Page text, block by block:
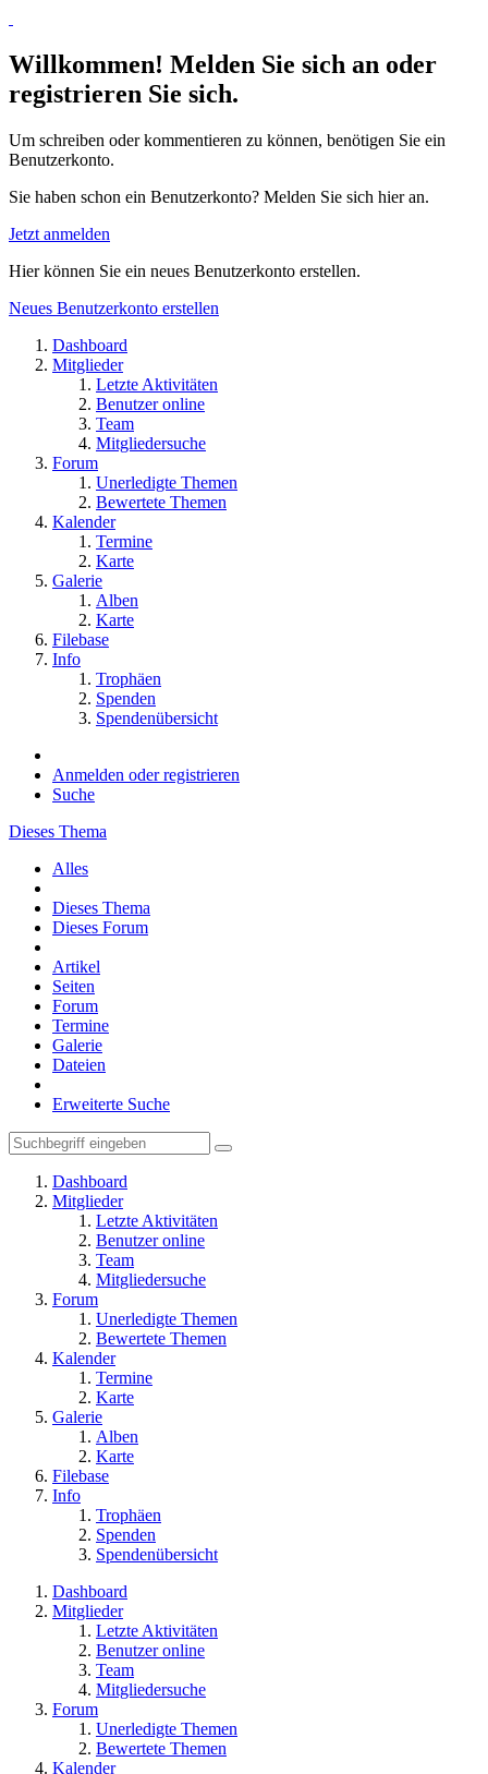
Willkommen! Melden Sie sich an oder
registrieren Sie sich.
Um schreiben oder kommentieren zu können, benötigen Sie ein
Benutzerkonto.
Sie haben schon ein Benutzerkonto? Melden Sie sich hier an.
Jetzt anmelden
Hier können Sie ein neues Benutzerkonto erstellen.
Neues Benutzerkonto erstellen
Dashboard
Mitglieder
Letzte Aktivitäten
Benutzer online
Team
Mitgliedersuche
Forum
Unerledigte Themen
Bewertete Themen
Kalender
Termine
Karte
Galerie
Alben
Karte
Filebase
Info
Trophäen
Spenden
Spendenübersicht
Anmelden oder registrieren
Suche
Dieses Thema
Alles
Dieses Thema
Dieses Forum
Artikel
Seiten
Forum
Termine
Galerie
Dateien
Erweiterte Suche
Dashboard
Mitglieder
Letzte Aktivitäten
Benutzer online
Team
Mitgliedersuche
Forum
Unerledigte Themen
Bewertete Themen
Kalender
Termine
Karte
Galerie
Alben
Karte
Filebase
Info
Trophäen
Spenden
Spendenübersicht
Dashboard
Mitglieder
Letzte Aktivitäten
Benutzer online
Team
Mitgliedersuche
Forum
Unerledigte Themen
Bewertete Themen
Kalender